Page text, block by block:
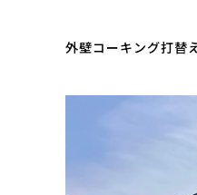
外壁コーキング打替